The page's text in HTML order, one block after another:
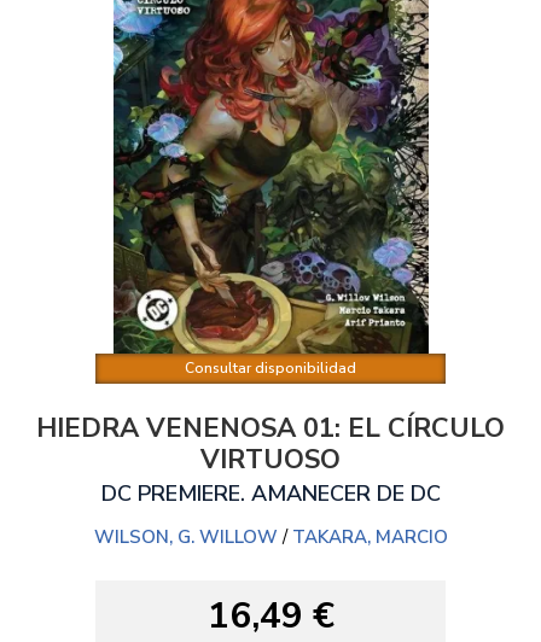
Consultar disponibilidad
HIEDRA VENENOSA 01: EL CÍRCULO
VIRTUOSO
DC PREMIERE. AMANECER DE DC
WILSON, G. WILLOW / TAKARA, MARCIO
16,49 €